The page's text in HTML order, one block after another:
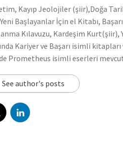
Kayıp Jeolojiler (şiir),Doğa
Başlayanlar İçin el Kitabı,
Kılavuzu, Kardeşim
Kariyer ve Başarı isimli
Prometheus isimli eserleri
See author's posts